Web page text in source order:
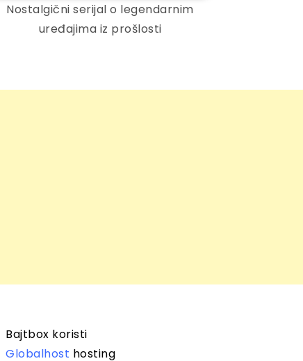
Nostalgični serijal o legendarnim
uređajima iz prošlosti
Bajtbox koristi
Globalhost hosting